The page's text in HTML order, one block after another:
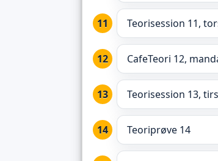
Teorisession 11,
CafeTeori 12,
Teorisession 13,
Teoriprøve 14